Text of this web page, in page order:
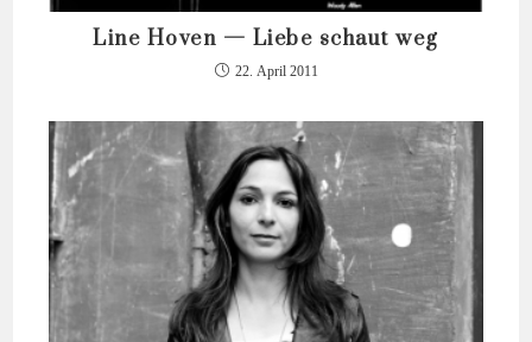
Line Hoven — Liebe schaut weg
22. April 2011